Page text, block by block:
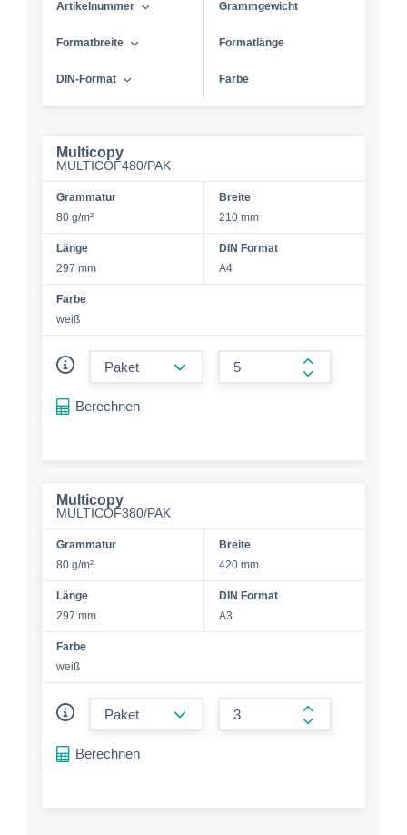
Artikelnummer Grammgewicht
Formatbreite Formatlänge
DIN-Format Farbe
Multicopy
MULTICOF480/PAK
Grammatur
80 g/m²
Breite
210 mm
Länge
297 mm
DIN Format
A4
Farbe
weiß
form.increase-
Berechnen
Multicopy
MULTICOF380/PAK
Grammatur
80 g/m²
Breite
420 mm
Länge
297 mm
DIN Format
A3
Farbe
weiß
form.increase-
Berechnen